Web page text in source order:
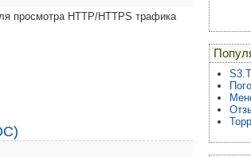
просмотра HTTP/HTTPS трафика